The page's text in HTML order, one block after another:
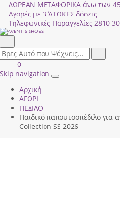
ΔΩΡΕΑΝ ΜΕΤΑΦΟΡΙΚΑ άνω των 45€,
Αγορές με 3 ΆΤΟΚΕΣ δόσεις
Τηλεφωνικές Παραγγελίες 2810
field.search
Είσοδος
|
ΚΑΛΑΘΙ
ΑΓΟΡΩΝ
0
Skip navigation
Toggle
Αρχική
ΑΓΟΡΙ
ΠΕΔΙΛΟ
Παιδικό παπουτσοπέδιλο για
Collection SS 2026